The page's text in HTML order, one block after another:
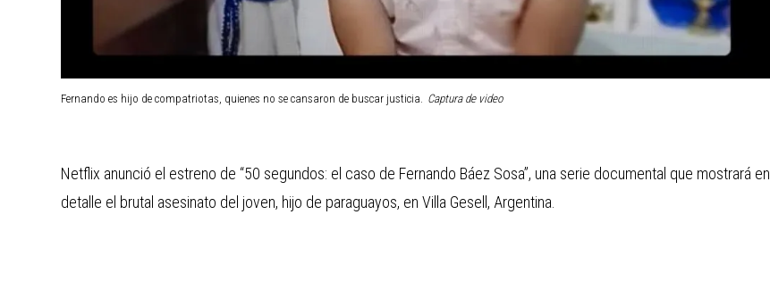
Fernando es hijo de compatriotas, quienes no se cansaron de buscar justicia. Captura de video
Netflix anunció el estreno de “50 segundos: el caso de Fernando Báez Sosa”, una serie documental que mostrará en
detalle el brutal asesinato del joven, hijo de paraguayos, en Villa Gesell, Argentina.